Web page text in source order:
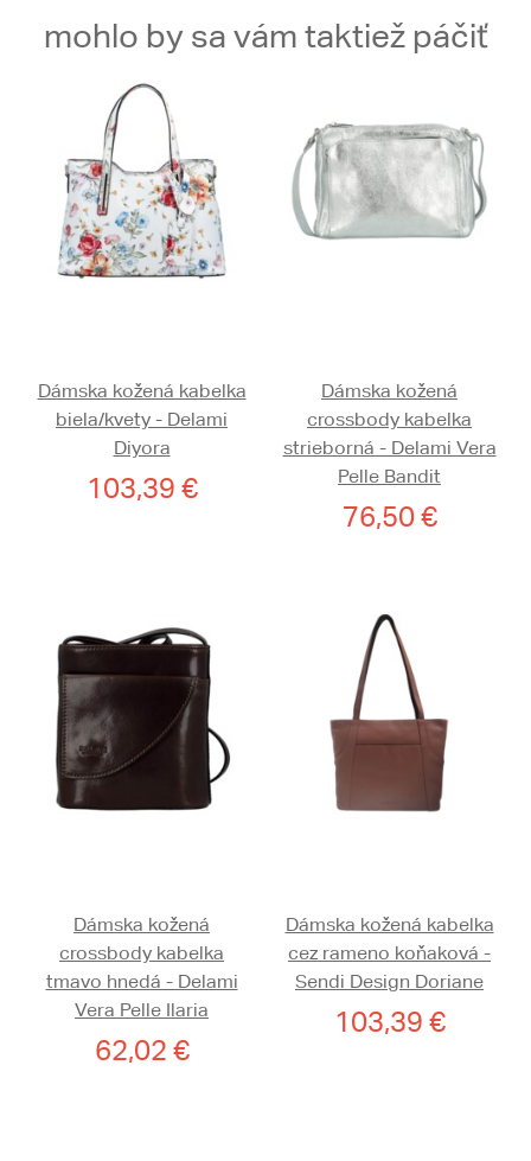
mohlo by sa vám taktiež páčiť
Dámska kožená kabelka
biela/kvety - Delami
Diyora
103,39 €
Dámska kožená
crossbody kabelka
strieborná - Delami Vera
Pelle Bandit
76,50 €
Dámska kožená
crossbody kabelka
tmavo hnedá - Delami
Vera Pelle Ilaria
62,02 €
Dámska kožená kabelka
cez rameno koňaková -
Sendi Design Doriane
103,39 €